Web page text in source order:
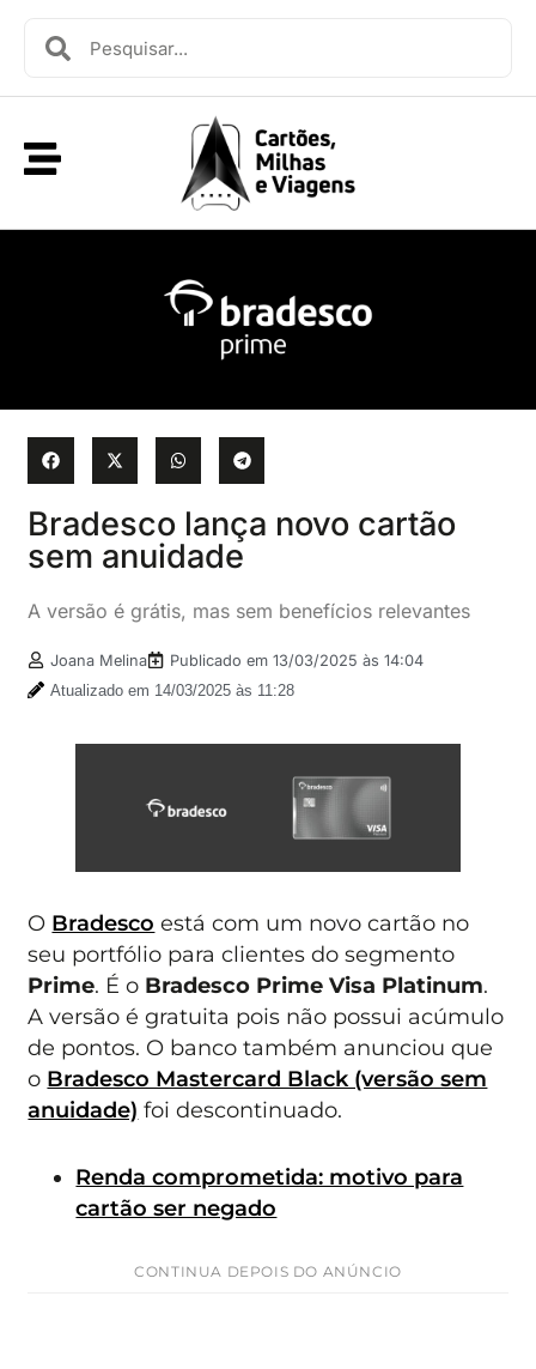
Bradesco lança novo cartão
sem anuidade
A versão é grátis, mas sem benefícios relevantes
Joana Melina Publicado em13/03/2025 às 14:04
Atualizado em 14/03/2025 às 11:28
O Bradesco está com um novo cartão no
seu portfólio para clientes do segmento
Prime. É o Bradesco Prime Visa Platinum.
A versão é gratuita pois não possui acúmulo
de pontos. O banco também anunciou que
o Bradesco Mastercard Black (versão sem
anuidade) foi descontinuado.
Renda comprometida: motivo para
cartão ser negado
CONTINUA DEPOIS DO ANÚNCIO